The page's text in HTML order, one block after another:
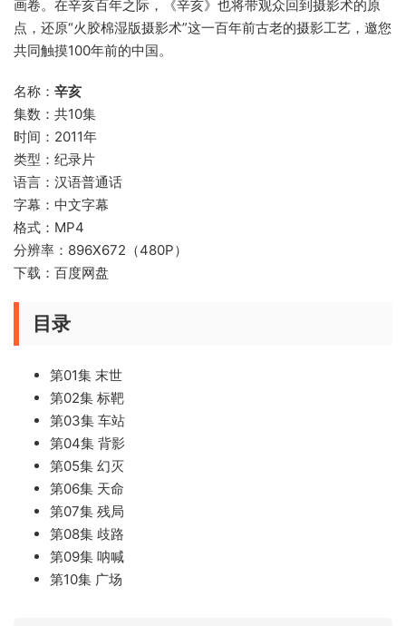
画卷。在辛亥百年之际，《辛亥》也将带观众回到摄影术的原
点，还原“火胶棉湿版摄影术”这一百年前古老的摄影工艺，邀您
共同触摸100年前的中国。
名称： 辛亥
集数：共10集
时间：2011年
类型：纪录片
语言：汉语普通话
字幕：中文字幕
格式：MP4
分辨率：896X672（480P）
下载：百度网盘
目录
第01集 末世
第02集 标靶
第03集 车站
第04集 背影
第05集 幻灭
第06集 天命
第07集 残局
第08集 歧路
第09集 呐喊
第10集 广场